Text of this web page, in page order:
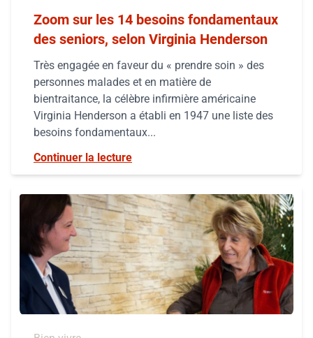
Zoom sur les 14 besoins fondamentaux
des seniors, selon Virginia Henderson
Très engagée en faveur du « prendre soin » des
personnes malades et en matière de
bientraitance, la célèbre infirmière américaine
Virginia Henderson a établi en 1947 une liste des
besoins fondamentaux...
Continuer la lecture